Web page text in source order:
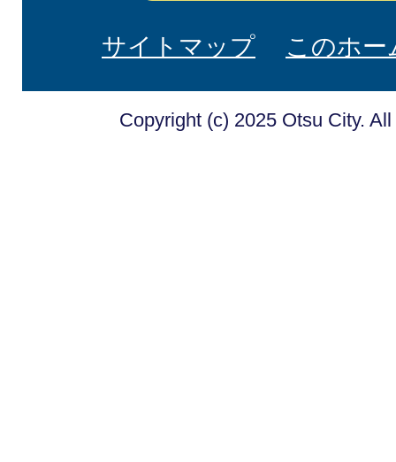
サイトマップ このホ
Copyright (c) 2025 Otsu City.